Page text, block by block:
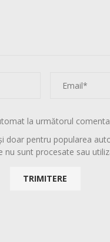
la următorul
pentru popularea
sunt procesate sau